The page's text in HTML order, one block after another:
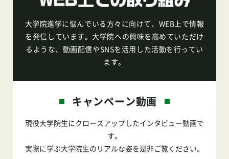
大学院進学に悩んでいる方々に向けて、WEB上で情報
を発信しています。大学院への興味を高めていただけ
るような、 動画配信やSNSを活用した活動を行ってい
ます。
キャンペーン動画
現役大学院生にクローズアップしたインタビュー動画で
す。
実際に学ぶ大学院生のリアルな姿を是非ご覧ください。